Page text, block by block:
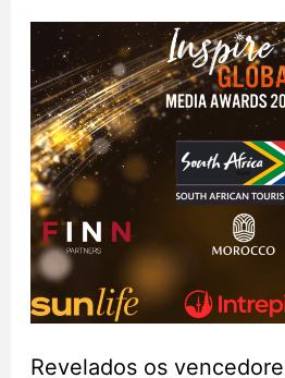
Revelados os
Revelados
os
vencedores
do
Inspire
Global
Media
Awards
2023